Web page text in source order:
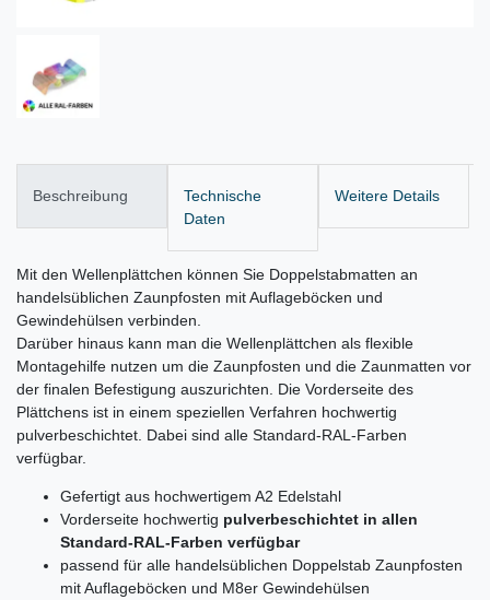
Beschreibung
Technische
Daten
Weitere Details
Mit den Wellenplättchen können Sie Doppelstabmatten an
handelsüblichen Zaunpfosten mit Auflageböcken und
Gewindehülsen verbinden.
Darüber hinaus kann man die Wellenplättchen als flexible
Montagehilfe nutzen um die Zaunpfosten und die Zaunmatten vor
der finalen Befestigung auszurichten. Die Vorderseite des
Plättchens ist in einem speziellen Verfahren hochwertig
pulverbeschichtet. Dabei sind alle Standard-RAL-Farben
verfügbar.
Gefertigt aus hochwertigem A2 Edelstahl
Vorderseite hochwertig pulverbeschichtet in allen
Standard-RAL-Farben verfügbar
passend für alle handelsüblichen Doppelstab Zaunpfosten
mit Auflageböcken und M8er Gewindehülsen